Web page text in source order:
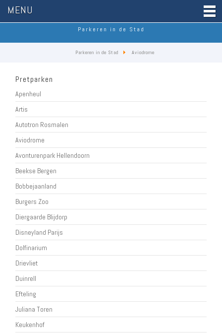
MENU
Parkeren in de Stad
Parkeren in de Stad Aviodrome
Pretparken
Apenheul
Artis
Autotron Rosmalen
Aviodrome
Avonturenpark Hellendoorn
Beekse Bergen
Bobbejaanland
Burgers Zoo
Diergaarde Blijdorp
Disneyland Parijs
Dolfinarium
Drievliet
Duinrell
Efteling
Juliana Toren
Keukenhof